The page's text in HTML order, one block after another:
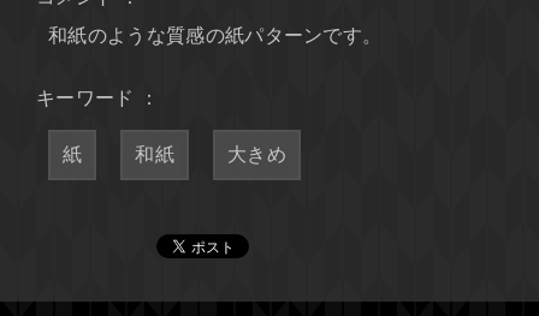
和紙のような質感の紙パターンです。
キーワード ：
紙 和紙 大きめ